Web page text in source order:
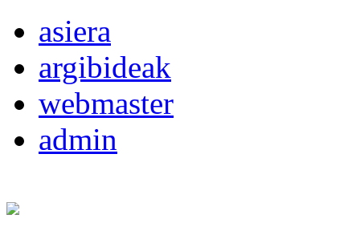
asiera
argibideak
webmaster
admin